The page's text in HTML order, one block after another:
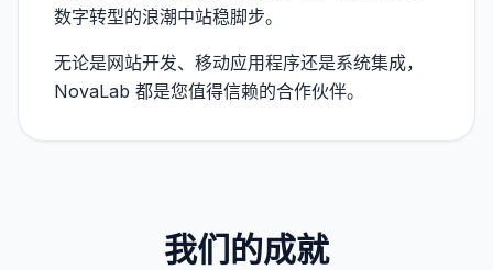
数字转型的浪潮中站稳脚步。
无论是网站开发、移动应用程序还是系统集成，
NovaLab 都是您值得信赖的合作伙伴。
我们的成就